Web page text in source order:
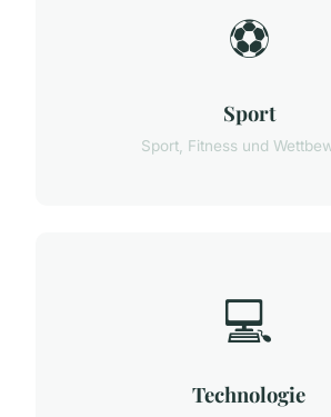
⚽
Sport
Sport, Fitness und
💻
Technologie